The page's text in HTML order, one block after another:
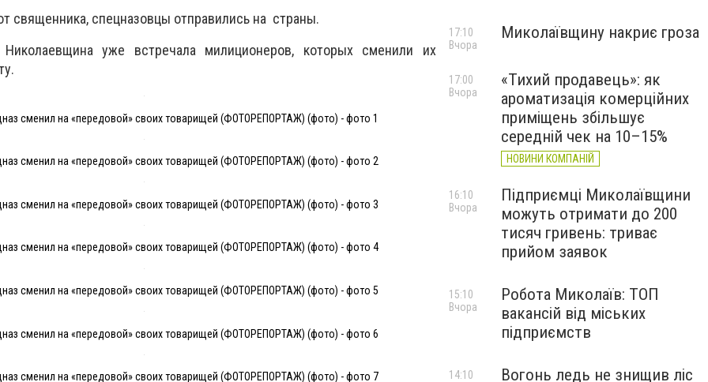
священника, спецназовцы отправились на страны.
уже встречала милиционеров, которых сменили их
сменил на «передовой» своих товарищей (ФОТОРЕПОРТАЖ) (фото) - фото 1
сменил на «передовой» своих товарищей (ФОТОРЕПОРТАЖ) (фото) - фото 2
сменил на «передовой» своих товарищей (ФОТОРЕПОРТАЖ) (фото) - фото 3
сменил на «передовой» своих товарищей (ФОТОРЕПОРТАЖ) (фото) - фото 4
сменил на «передовой» своих товарищей (ФОТОРЕПОРТАЖ) (фото) - фото 5
сменил на «передовой» своих товарищей (ФОТОРЕПОРТАЖ) (фото) - фото 6
сменил на «передовой» своих товарищей (ФОТОРЕПОРТАЖ) (фото) - фото 7
Миколаївщину накриє гроза
17:10
Вчора
«Тихий продавець»: як
ароматизація комерційних
приміщень збільшує
середній чек на 10–15%
НОВИНИ КОМПАНІЙ
17:00
Вчора
Підприємці Миколаївщини
можуть отримати до 200
тисяч гривень: триває
прийом заявок
16:10
Вчора
Робота Миколаїв: ТОП
вакансій від міських
підприємств
15:10
Вчора
Вогонь ледь не знищив ліс
14:10